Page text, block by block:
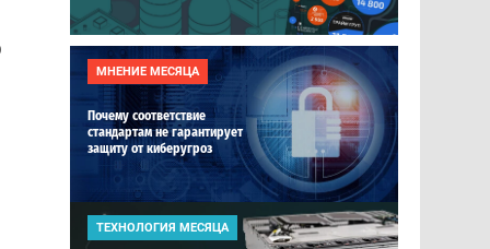
МНЕНИЕ МЕСЯЦА
Почему соответствие
стандартам не гарантирует
защиту от киберугроз
ТЕХНОЛОГИЯ МЕСЯЦА